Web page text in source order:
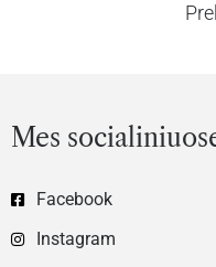
Mes
Facebook
Instagram